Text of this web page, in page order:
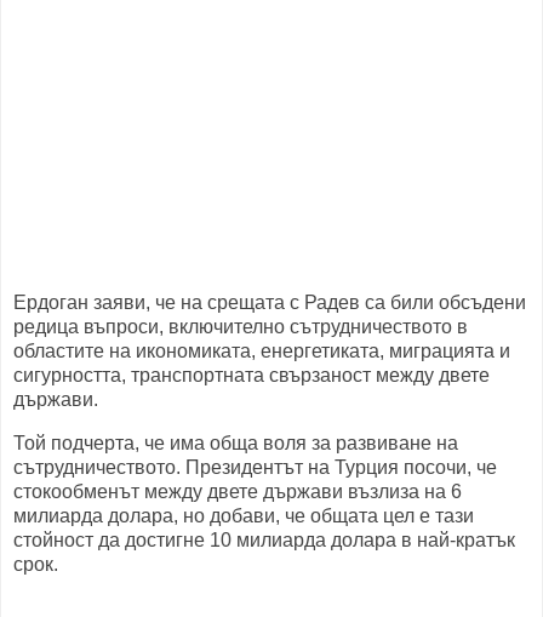
Ердоган заяви, че на срещата с Радев са били обсъдени
редица въпроси, включително сътрудничеството в
областите на икономиката, енергетиката, миграцията и
сигурността, транспортната свързаност между двете
държави.
Той подчерта, че има обща воля за развиване на
сътрудничеството. Президентът на Турция посочи, че
стокообменът между двете държави възлиза на 6
милиарда долара, но добави, че общата цел е тази
стойност да достигне 10 милиарда долара в най-кратък
срок.